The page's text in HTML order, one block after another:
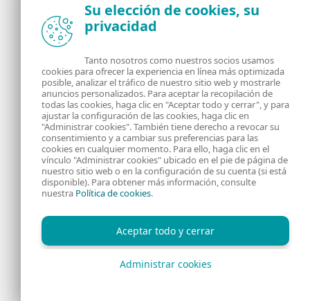
Noticias, opiniones y análisis de la comunidad de
seguridad de ESET
Acerca de RSS Feed
Contáctanos Dirección
Información Legal Política de Cookies
Política de privacidad
Su elección de cookies, su
privacidad
Tanto nosotros como nuestros socios usamos
cookies para ofrecer la experiencia en línea más optimizada
posible, analizar el tráfico de nuestro sitio web y mostrarle
anuncios personalizados. Para aceptar la recopilación de
todas las cookies, haga clic en "Aceptar todo y cerrar", y para
ajustar la configuración de las cookies, haga clic en
"Administrar cookies". También tiene derecho a revocar su
consentimiento y a cambiar sus preferencias para las
cookies en cualquier momento. Para ello, haga clic en el
vínculo "Administrar cookies" ubicado en el pie de página de
nuestro sitio web o en la configuración de su cuenta (si está
disponible). Para obtener más información, consulte
nuestra Política de cookies.
Aceptar todo y cerrar
Administrar cookies